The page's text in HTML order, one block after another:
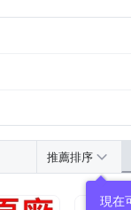
推薦排序
現在